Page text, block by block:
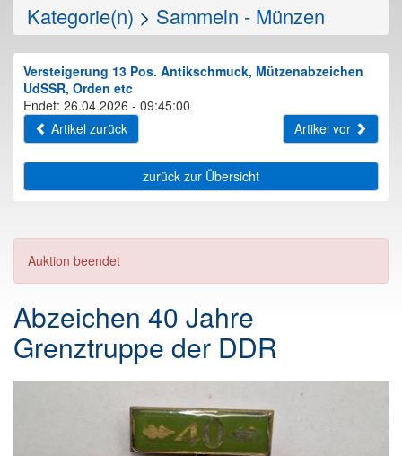
Kategorie(n) > Sammeln - Münzen
Versteigerung 13 Pos. Antikschmuck, Mützenabzeichen
UdSSR, Orden etc
Endet: 26.04.2026 - 09:45:00
Artikel zurück
Artikel vor
zurück zur Übersicht
Auktion beendet
Abzeichen 40 Jahre
Grenztruppe der DDR